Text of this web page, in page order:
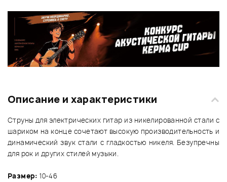
Описание и характеристики
Струны для электрических гитар из никелированной стали с
шариком на конце сочетают высокую производительность и
динамический звук стали с гладкостью никеля. Безупречны
для рок и других стилей музыки.
Размер: 10-46